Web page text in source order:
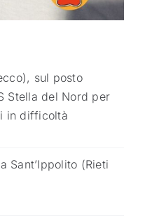
sul posto
Stella del Nord per
in difficoltà
Sant’Ippolito (Rieti